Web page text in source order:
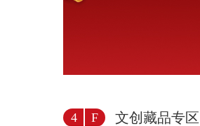
4 F 文创藏品专区